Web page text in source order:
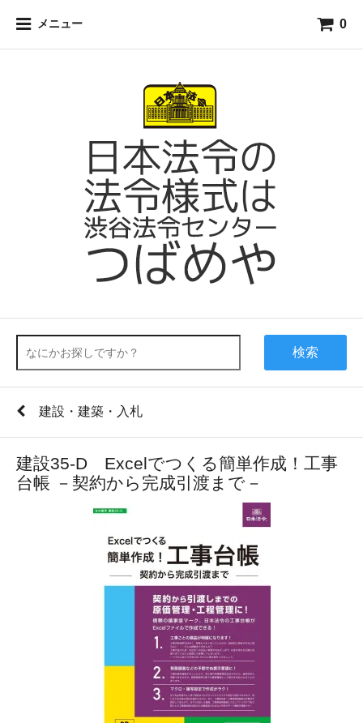
メニュー 0
検索
建設・建築・入札
建設35-D Excelでつくる簡単作成！工事
台帳 －契約から完成引渡まで－